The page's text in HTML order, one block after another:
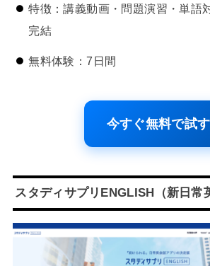
特徴：講義動画・問題演習・単語
完結
無料体験：7日間
今すぐ無料で試す
スタディサプリENGLISH（新日常